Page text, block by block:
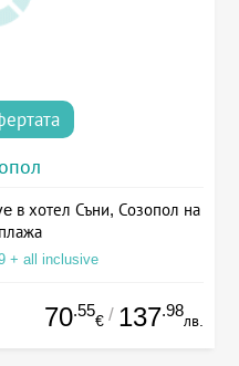
в хотел Съни, Созопол на
+ all inclusive
70.55
€ / 137.98
лв.